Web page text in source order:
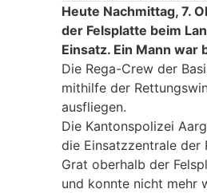
Heute Nachmittag, 7.
der Felsplatte beim
Einsatz. Ein Mann war
Die Rega-Crew der
mithilfe der
ausfliegen.
Die Kantonspolizei
die Einsatzzentrale der
Grat oberhalb der
und konnte nicht mehr